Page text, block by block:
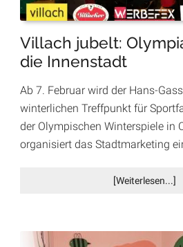
Villach jubelt:
die Innenstadt
Ab 7. Februar wird der Hans-
winterlichen Treffpunkt für
der Olympischen Winterspiele in
organisiert das Stadtmarketing
[Weiterlesen...]